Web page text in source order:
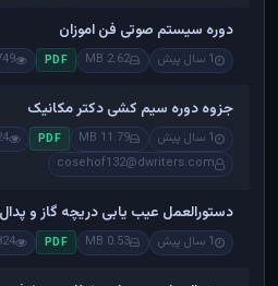
دوره سیستم صوتی فن اموزان
1 سال پیش 2.62 MB
PDF
جزوه دوره سیم کشی دکتر مکانیک
1 سال پیش 11.79 MB
PDF
cosehof132@dwriters.com
دستورالعمل عیب یابی دریچه گاز و پدال
1 سال پیش 0.53 MB
PDF